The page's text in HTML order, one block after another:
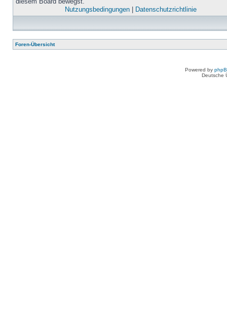
Nutzungsbedingungen| Datenschutzrichtlinie
Foren-Übersicht
Powered by
Deutsche